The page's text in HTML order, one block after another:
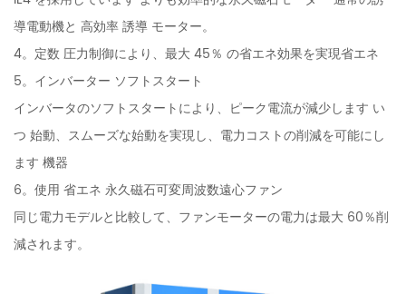
導電動機と 高効率 誘導 モーター。
4。定数 圧力制御により、最大 45％ の省エネ効果を実現省エネ
5。インバーター ソフトスタート
インバータのソフトスタートにより、ピーク電流が減少します い
つ 始動、スムーズな始動を実現し、電力コストの削減を可能にし
ます 機器
6。使用 省エネ 永久磁石可変周波数遠心ファン
同じ電力モデルと比較して、ファンモーターの電力は最大 60％削
減されます。